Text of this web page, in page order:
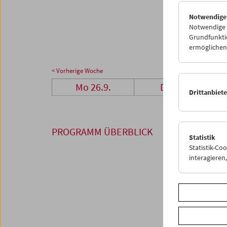
03
< Vorherige Woche
Mo 26.9. Di 27.9.
PROGRAMM ÜBERBLICK
Notwendige
Statistik
Statistik-